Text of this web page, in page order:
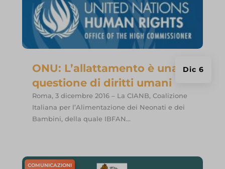
ONU: L’allattamento è una
questione di diritti umani
Dic 6
Roma, 3 dicembre 2016 – La CIANB, Coalizione
Italiana per l’Alimentazione dei Neonati e dei
Bambini, della quale IBFAN...
COMUNICAZIONI